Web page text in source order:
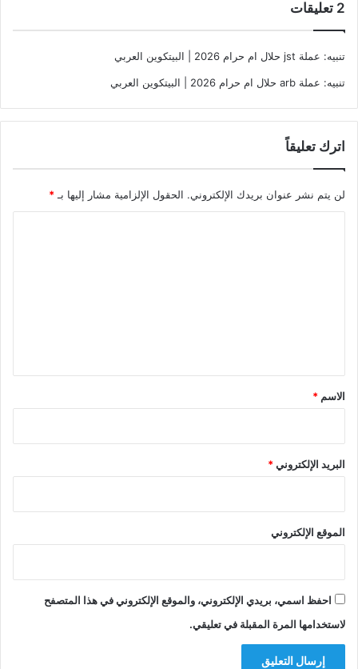
‫2 تعليقات
تنبيه: عملة jst حلال ام حرام 2026 | البيتكوين العربي
تنبيه: عملة arb حلال ام حرام 2026 | البيتكوين العربي
اترك تعليقاً
لن يتم نشر عنوان بريدك الإلكتروني. الحقول الإلزامية مشار إليها بـ *
*
الاسم *
البريد الإلكتروني*
الموقع الإلكتروني
احفظ اسمي، بريدي الإلكتروني، والموقع الإلكتروني في هذا المتصفح
لاستخدامها المرة المقبلة في تعليقي.